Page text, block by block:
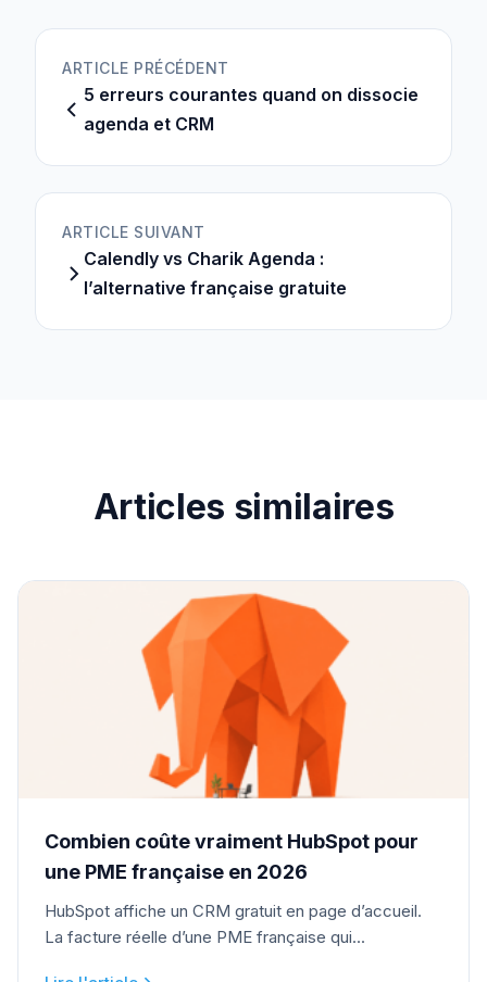
ARTICLE PRÉCÉDENT
5 erreurs courantes quand on dissocie
agenda et CRM
ARTICLE SUIVANT
Calendly vs Charik Agenda :
l’alternative française gratuite
Articles similaires
Combien coûte vraiment HubSpot pour
une PME française en 2026
HubSpot affiche un CRM gratuit en page d’accueil.
La facture réelle d’une PME française qui...